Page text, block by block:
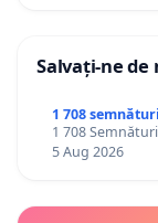
Salvați-ne de
1 708 semnături
1 708
5 Aug 2026